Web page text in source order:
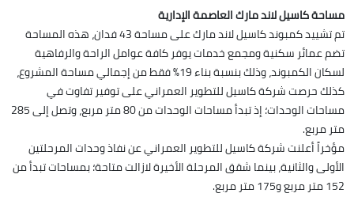
مساحة كاسيل لاند مارك العاصمة الإدارية
تم تشييد كمبوند كاسيل لاند مارك على مساحة 43 فدان، هذه المساحة
تضم عمائر سكنية ومجمع خدمات يوفر كافة عوامل الراحة والرفاهية
لسكان الكمبوند، وذلك بنسبة بناء 19% فقط من إجمالي مساحة المشروع،
كذلك حرصت شركة كاسيل للتطوير العمراني على توفير تفاوت في
مساحات الوحدات؛ إذ تبدأ مساحات الوحدات من 80 متر مربع، وتصل إلى 285
متر مربع.
مؤخراً أعلنت شركة كاسيل للتطوير العمراني عن نفاذ وحدات المرحلتين
الأولى والثانية، بينما شقق المرحلة الأخيرة لازالت متاحة؛ بمساحات تبدأ من
152 متر مربع و175 متر مربع.